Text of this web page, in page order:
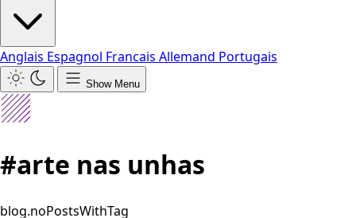
Anglais Espagnol Francais Allemand Portugais
Show Menu
#arte nas unhas
blog.noPostsWithTag